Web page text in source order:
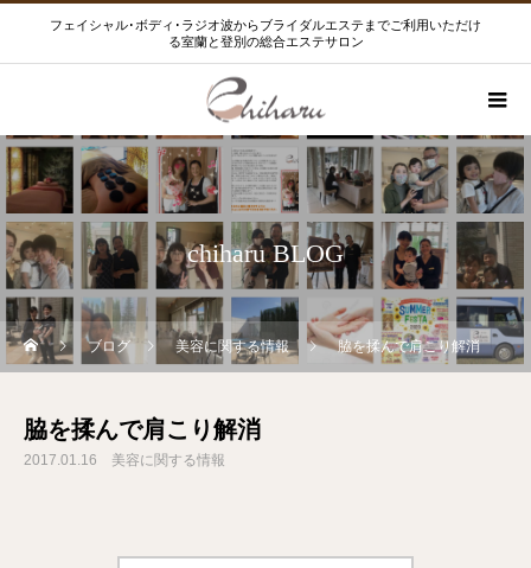
フェイシャル･ボディ･ラジオ波からブライダルエステまでご利用いただけ
る室蘭と登別の総合エステサロン
chiharu BLOG
ブログ 美容に関する情報 脇を揉んで肩こり解消
脇を揉んで肩こり解消
2017.01.16 美容に関する情報